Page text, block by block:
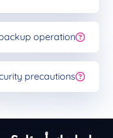
operation?
precautions?